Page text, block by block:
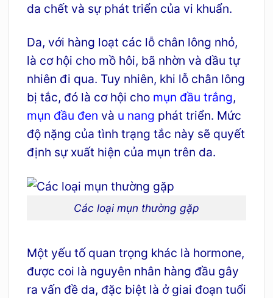
da chết và sự phát triển của vi khuẩn.
Da, với hàng loạt các lỗ chân lông nhỏ,
là cơ hội cho mồ hôi, bã nhờn và dầu tự
nhiên đi qua. Tuy nhiên, khi lỗ chân lông
bị tắc, đó là cơ hội cho mụn đầu trắng,
mụn đầu đen và u nang phát triển. Mức
độ nặng của tình trạng tắc này sẽ quyết
định sự xuất hiện của mụn trên da.
Các loại mụn thường gặp
Một yếu tố quan trọng khác là hormone,
được coi là nguyên nhân hàng đầu gây
ra vấn đề da, đặc biệt là ở giai đoạn tuổi